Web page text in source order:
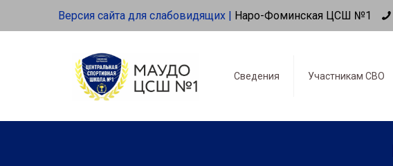
Версия сайта для слабовидящих | Наро-Фоминская ЦСШ №1
Сведения Участникам СВО